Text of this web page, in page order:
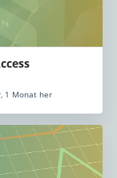
1 Monat her